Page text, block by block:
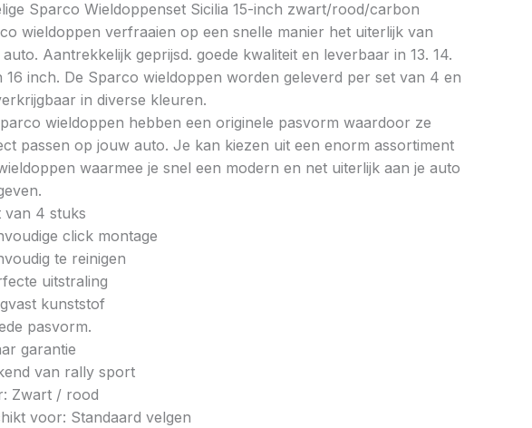
Sparco Wieldoppenset Sicilia 15-inch zwart/rood/carbon
wieldoppen verfraaien op een snelle manier het uiterlijk van
Aantrekkelijk geprijsd. goede kwaliteit en leverbaar in 13. 14.
16 inch. De Sparco wieldoppen worden geleverd per set van 4 en
in diverse kleuren.
wieldoppen hebben een originele pasvorm waardoor ze
passen op jouw auto. Je kan kiezen uit een enorm assortiment
waarmee je snel een modern en net uiterlijk aan je auto
van 4 stuks
click montage
te reinigen
uitstraling
kunststof
pasvorm.
garantie
van rally sport
Zwart / rood
voor: Standaard velgen